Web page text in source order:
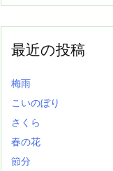
最近の投稿
梅雨
こいのぼり
さくら
春の花
節分